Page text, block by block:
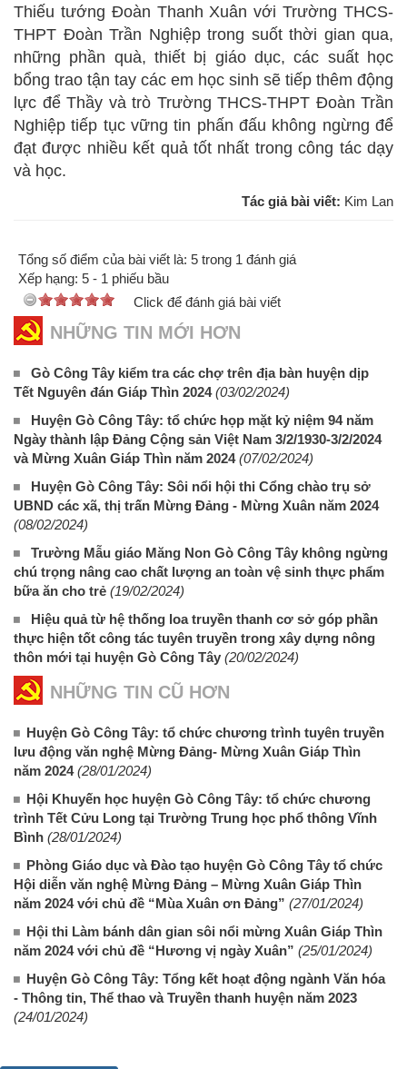
Thiếu tướng Đoàn Thanh Xuân với Trường THCS-
THPT Đoàn Trần Nghiệp trong suốt thời gian qua,
những phần quà, thiết bị giáo dục, các suất học
bổng trao tận tay các em học sinh sẽ tiếp thêm động
lực để Thầy và trò Trường THCS-THPT Đoàn Trần
Nghiệp tiếp tục vững tin phấn đấu không ngừng để
đạt được nhiều kết quả tốt nhất trong công tác dạy
và học.
Tác giả bài viết: Kim Lan
Tổng số điểm của bài viết là: 5 trong 1 đánh giá
Xếp hạng: 5 - 1 phiếu bầu
Click để đánh giá bài viết
NHỮNG TIN MỚI HƠN
Gò Công Tây kiểm tra các chợ trên địa bàn huyện dịp
Tết Nguyên đán Giáp Thìn 2024 (03/02/2024)
Huyện Gò Công Tây: tổ chức họp mặt kỷ niệm 94 năm
Ngày thành lập Đảng Cộng sản Việt Nam 3/2/1930-3/2/2024
và Mừng Xuân Giáp Thìn năm 2024 (07/02/2024)
Huyện Gò Công Tây: Sôi nổi hội thi Cổng chào trụ sở
UBND các xã, thị trấn Mừng Đảng - Mừng Xuân năm 2024
(08/02/2024)
Trường Mẫu giáo Măng Non Gò Công Tây không ngừng
chú trọng nâng cao chất lượng an toàn vệ sinh thực phẩm
bữa ăn cho trẻ (19/02/2024)
Hiệu quả từ hệ thống loa truyền thanh cơ sở góp phần
thực hiện tốt công tác tuyên truyền trong xây dựng nông
thôn mới tại huyện Gò Công Tây (20/02/2024)
NHỮNG TIN CŨ HƠN
Huyện Gò Công Tây: tổ chức chương trình tuyên truyền
lưu động văn nghệ Mừng Đảng- Mừng Xuân Giáp Thìn
năm 2024 (28/01/2024)
Hội Khuyến học huyện Gò Công Tây: tổ chức chương
trình Tết Cửu Long tại Trường Trung học phổ thông Vĩnh
Bình (28/01/2024)
Phòng Giáo dục và Đào tạo huyện Gò Công Tây tổ chức
Hội diễn văn nghệ Mừng Đảng – Mừng Xuân Giáp Thìn
năm 2024 với chủ đề “Mùa Xuân ơn Đảng” (27/01/2024)
Hội thi Làm bánh dân gian sôi nổi mừng Xuân Giáp Thìn
năm 2024 với chủ đề “Hương vị ngày Xuân” (25/01/2024)
Huyện Gò Công Tây: Tổng kết hoạt động ngành Văn hóa
- Thông tin, Thể thao và Truyền thanh huyện năm 2023
(24/01/2024)